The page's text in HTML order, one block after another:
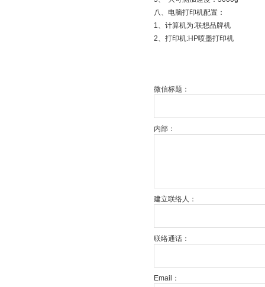
八、电脑打印机配置：
1、计算机为:联想品牌机
2、打印机:HP喷墨打印机
微信标题：
内部：
建立联络人：
联络通话：
Email：